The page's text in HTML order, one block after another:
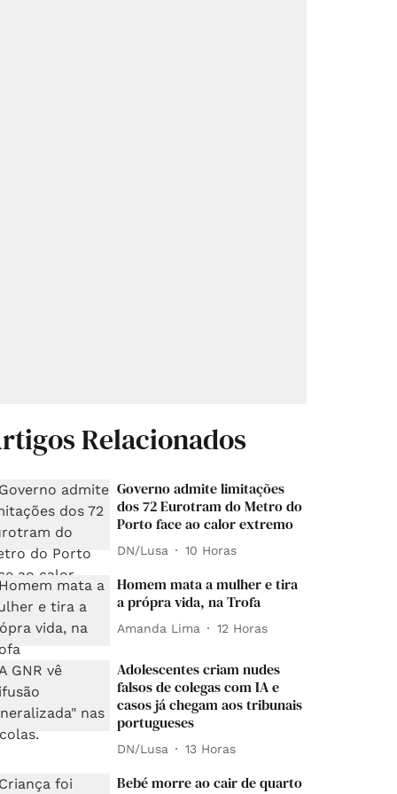
Relacionados
Governo admite limitações
dos 72 Eurotram do Metro do
Porto face ao calor extremo
DN/Lusa 10 Horas
Homem mata a mulher e tira
a própra vida, na Trofa
Amanda Lima 12 Horas
Adolescentes criam nudes
falsos de colegas com IA e
casos já chegam aos tribunais
portugueses
DN/Lusa 13 Horas
Bebé morre ao cair de quarto